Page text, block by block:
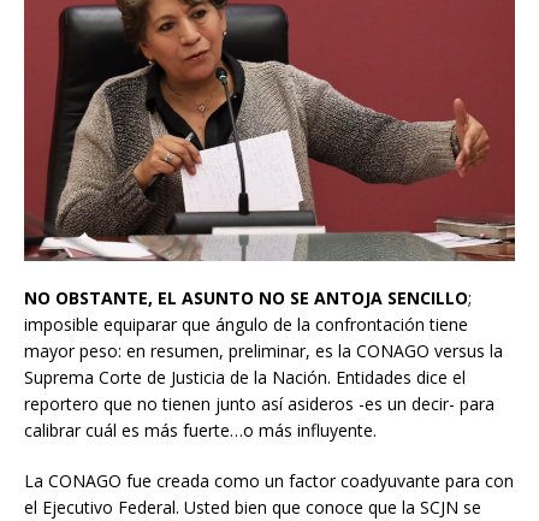
NO OBSTANTE, EL ASUNTO NO SE ANTOJA SENCILLO;
imposible equiparar que ángulo de la confrontación tiene
mayor peso: en resumen, preliminar, es la CONAGO versus la
Suprema Corte de Justicia de la Nación. Entidades dice el
reportero que no tienen junto así asideros -es un decir- para
calibrar cuál es más fuerte…o más influyente.
La CONAGO fue creada como un factor coadyuvante para con
el Ejecutivo Federal. Usted bien que conoce que la SCJN se